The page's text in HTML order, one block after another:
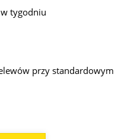
tygodniu
przy standardowym